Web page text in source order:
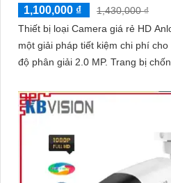
1,100,000 ₫
1,430,000 ₫
Thiết bị loại Camera giá rẻ HD
một giải pháp tiết kiệm chi phí
độ phân giải 2.0 MP.